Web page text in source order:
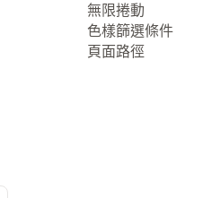
無限捲動
色樣篩選條件
頁面路徑